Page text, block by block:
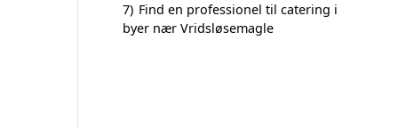
7) Find en professionel til catering i
byer nær Vridsløsemagle